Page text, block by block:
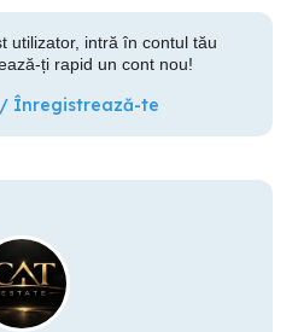
utilizator, intră în contul tău
ți rapid un cont nou!
Înregistrează-te